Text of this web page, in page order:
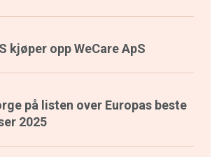
kjøper opp WeCare ApS
på listen over Europas beste
2025